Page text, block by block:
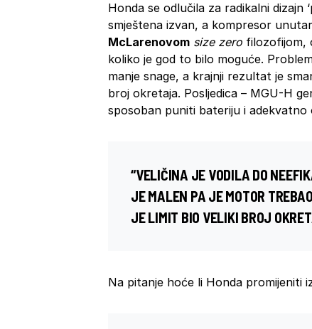
Honda se odlučila za radikalni dizajn
smještena izvan, a kompresor
McLarenovom size zero filozofijom,
koliko je god to bilo moguće.
manje snage, a krajnji rezultat je
broj okretaja. Posljedica – MGU-H
sposoban puniti bateriju i
“VELIČINA JE VODILA DO
JE MALEN PA JE MOTOR
JE LIMIT BIO VELIKI BROJ
Na pitanje hoće li Honda promijeniti